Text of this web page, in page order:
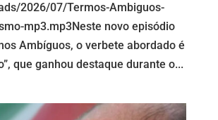
2026/07/Termos-Ambiguos-
mp3.mp3Neste novo episódio
Ambíguos, o verbete abordado é
que ganhou destaque durante o...